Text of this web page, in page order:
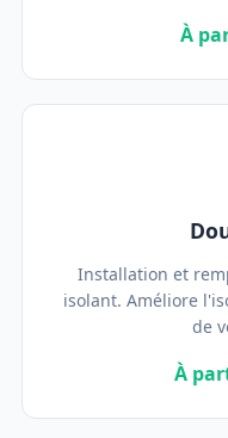
À
Installation et
isolant. Améliore
de
À